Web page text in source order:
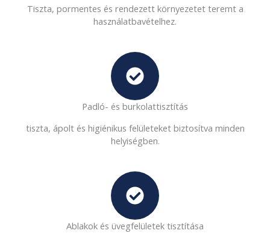
Tiszta, pormentes és rendezett környezetet teremt a
használatbavételhez.
Padló- és burkolattisztítás
tiszta, ápolt és higiénikus felületeket biztosítva minden
helyiségben.
Ablakok és üvegfelületek tisztítása